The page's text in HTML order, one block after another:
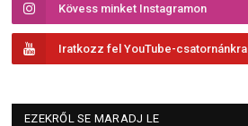
Kövess minket Instagramon
Iratkozz fel YouTube-csatornánkra
EZEKRŐL SE MARADJ LE